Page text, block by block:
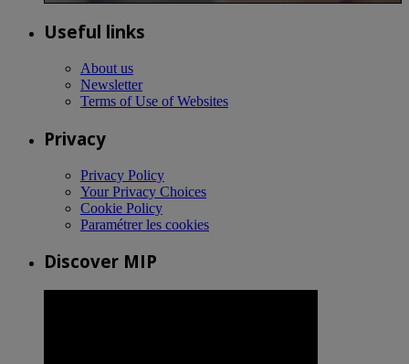
Useful links
About us
Newsletter
Terms of Use of Websites
Privacy
Privacy Policy
Your Privacy Choices
Cookie Policy
Paramétrer les cookies
Discover MIP